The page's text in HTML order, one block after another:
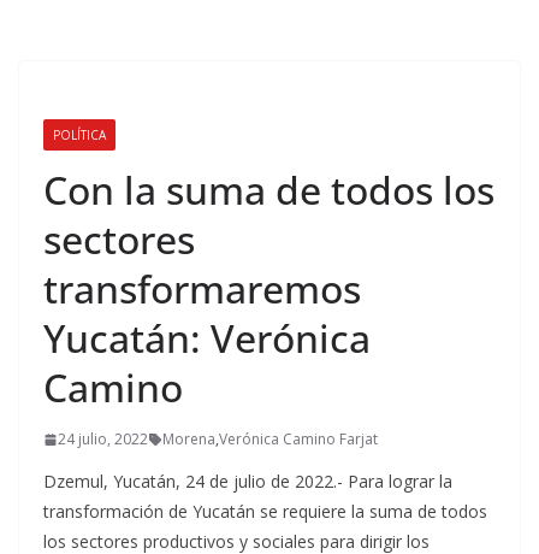
POLÍTICA
Con la suma de todos los
sectores
transformaremos
Yucatán: Verónica
Camino
24 julio, 2022 Morena,Verónica Camino Farjat
Dzemul, Yucatán, 24 de julio de 2022.- Para lograr la
transformación de Yucatán se requiere la suma de todos
los sectores productivos y sociales para dirigir los